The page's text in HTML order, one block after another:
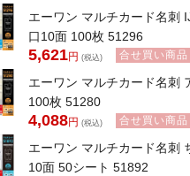
エーワン マルチカード名刺
口10面 100枚 51296
5,621円 (税込) 合せ買い商品
エーワン マルチカード名刺
100枚 51280
4,088円 (税込) 合せ買い商品
エーワン マルチカード名刺
10面 50シート 51892